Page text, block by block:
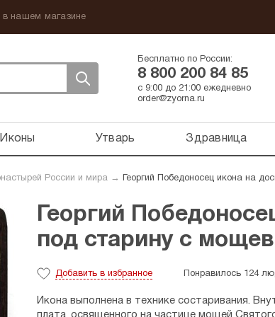
в нашем магазине
Бесплатно по России:
8 800 200 84 85
с 9:00 до 21:00 ежедневно
order@zyorna.ru
Иконы Утварь Здравница
России и мира → Георгий Победоносец икона на
Георгий
под старину с
Добавить в избранное Понравилось 124
Икона выполнена в технике состаривания.
плата, освященного на частице мощей